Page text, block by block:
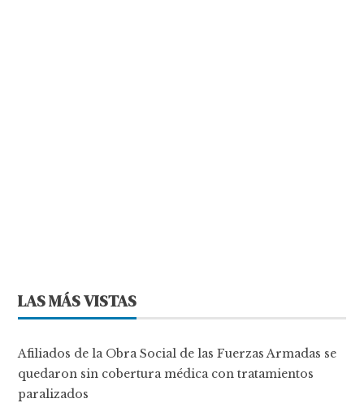
LAS MÁS VISTAS
Afiliados de la Obra Social de las Fuerzas Armadas se
quedaron sin cobertura médica con tratamientos
paralizados